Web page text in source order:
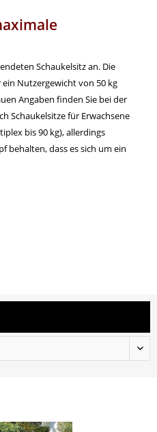
Schaukelsitz an. Die
Nutzergewicht von 50 kg
Angaben finden Sie bei der
Schaukelsitze für Erwachsene
bis 90 kg), allerdings
behalten, dass es sich um ein